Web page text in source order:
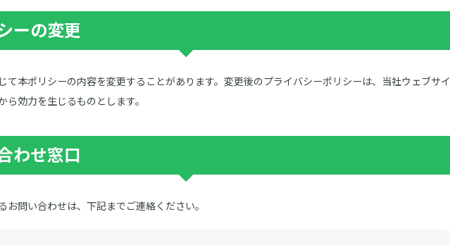
ーの変更
て本ポリシーの内容を変更することがあります。変更後のプライバシーポリシーは、当社ウェブサイ
ら効力を生じるものとします。
わせ窓口
お問い合わせは、下記までご連絡ください。